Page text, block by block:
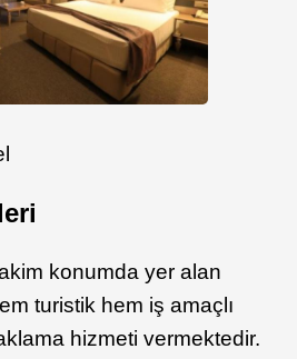
konumda yer alan
turistik hem iş amaçlı
hizmeti vermektedir.